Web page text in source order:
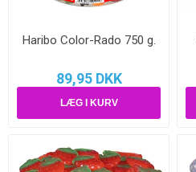
Haribo Color-Rado 750 g.
89,95 DKK